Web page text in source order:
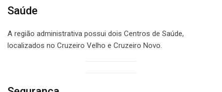
Saúde
A região administrativa possui dois Centros de Saúde,
localizados no Cruzeiro Velho e Cruzeiro Novo.